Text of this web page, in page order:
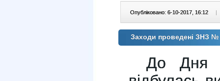
Опубліковано: 6-10-2017, 16:12 |
Заходи проведені ЗНЗ №
До